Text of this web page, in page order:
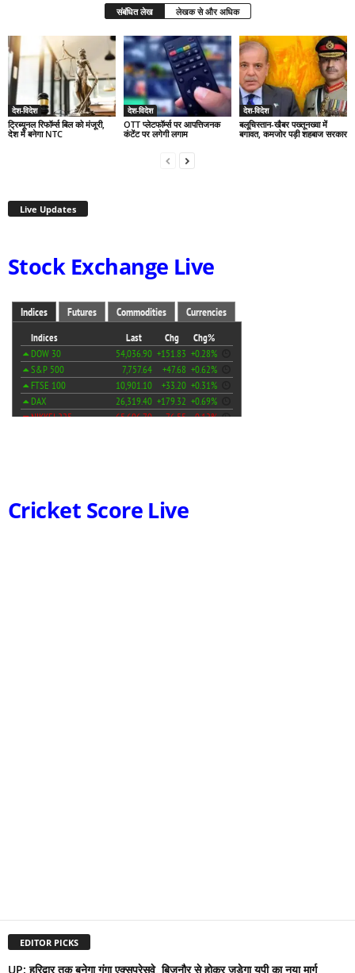
संबंधित लेख लेखक से और अधिक
देश-विदेश
ट्रिब्यूनल रिफॉर्म्स बिल को मंजूरी,
देश में बनेगा NTC
देश-विदेश
OTT प्लेटफॉर्म्स पर आपत्तिजनक
कंटेंट पर लगेगी लगाम
देश-विदेश
बलूचिस्तान-खैबर पख्तूनख्वा में
बगावत, कमजोर पड़ी शहबाज सरकार
Live Updates
Stock Exchange Live
Cricket Score Live
EDITOR PICKS
UP: हरिद्वार तक बनेगा गंगा एक्सप्रेसवे, बिजनौर से होकर जुड़ेगा यूपी का नया मार्ग